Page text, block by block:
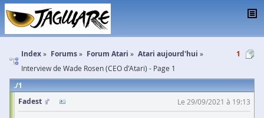
Index Forums Forum Atari Atari aujourd'hui
Interview de Wade Rosen (CEO d'Atari) - Page 1
1
1
Fadest
Le 29/09/2021 à 19:13